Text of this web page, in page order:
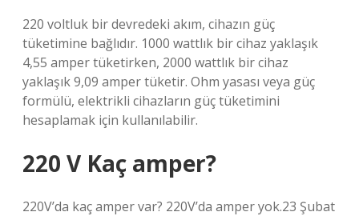
220 voltluk bir devredeki akım, cihazın güç
tüketimine bağlıdır. 1000 wattlık bir cihaz yaklaşık
4,55 amper tüketirken, 2000 wattlık bir cihaz
yaklaşık 9,09 amper tüketir. Ohm yasası veya güç
formülü, elektrikli cihazların güç tüketimini
hesaplamak için kullanılabilir.
220 V Kaç amper?
220V’da kaç amper var? 220V’da amper yok.23 Şubat